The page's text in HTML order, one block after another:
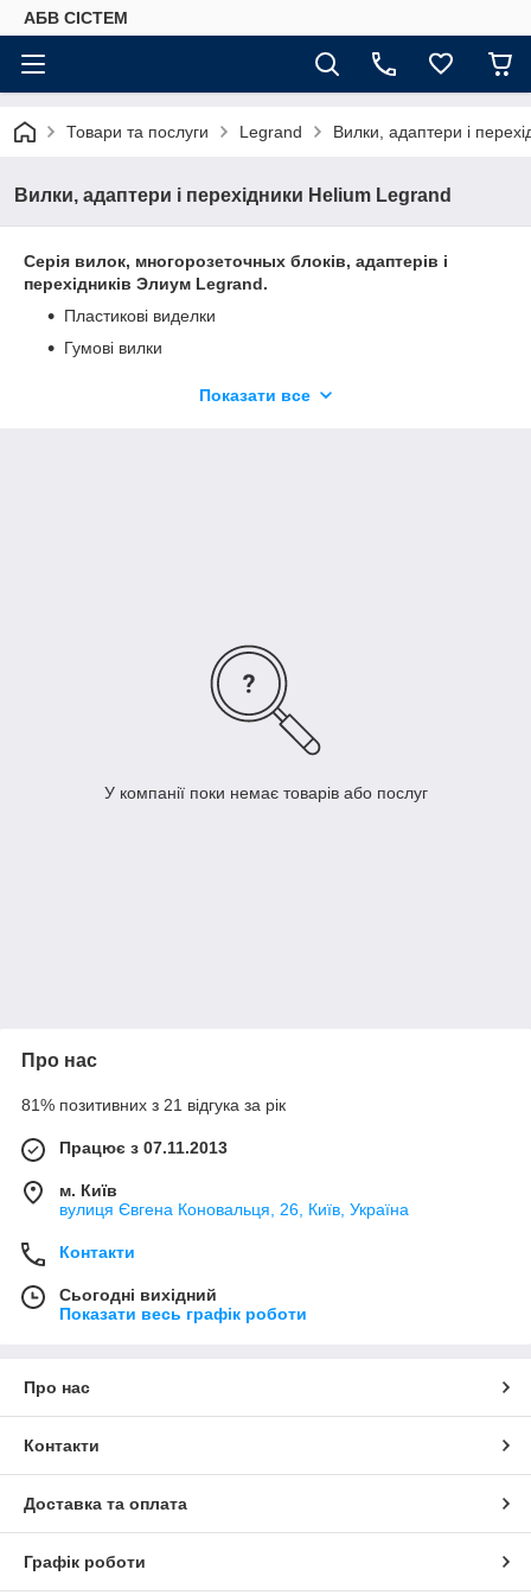
АБВ СІСТЕМ
Товари та послуги Legrand Вилки, адаптери і
Вилки, адаптери і перехідники Helium Legrand
Серія вилок, многорозеточных блоків, адаптерів і
перехідників Элиум Legrand.
Пластикові виделки
Гумові вилки
Показати все
У компанії поки немає товарів або послуг
Про нас
81% позитивних з 21 відгука за рік
Працює з 07.11.2013
м. Київ
вулиця Євгена Коновальця, 26, Київ, Україна
Контакти
Сьогодні вихідний
Показати весь графік роботи
Про нас
Контакти
Доставка та оплата
Графік роботи